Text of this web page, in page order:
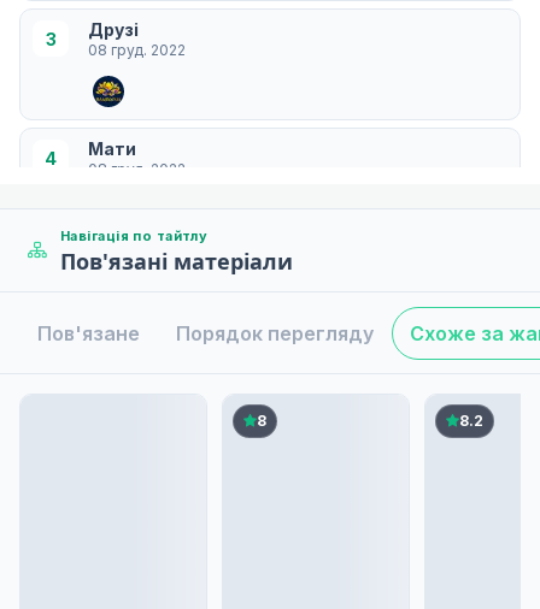
3 Друзі
08 груд. 2022
4 Мати
08 груд. 2022
Доброта
Навігація по тайтлу
Пов'язані матеріали
Пов'язане Порядок перегляду Схоже за
8 8.2